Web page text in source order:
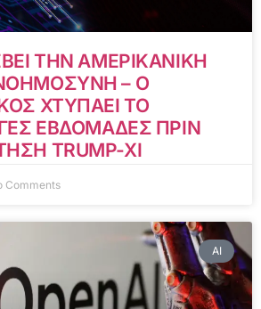
ΤΗΝ ΑΜΕΡΙΚΑΝΙΚΗ
– Ο
ΧΤΥΠΑΕΙ ΤΟ
ΕΒΔΟΜΑΔΕΣ ΠΡΙΝ
TRUMP-XI
Comments
AI